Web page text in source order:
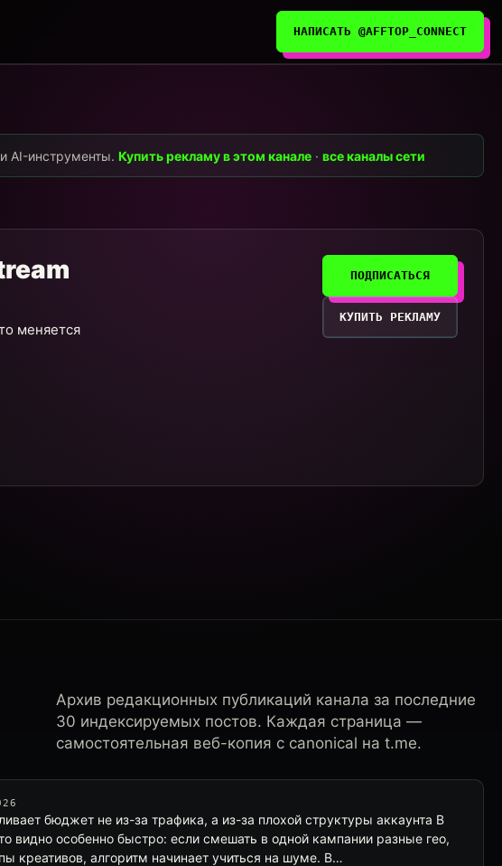
НАПИСАТЬ @AFFTOP_CONNECT
AI-инструменты.Купить рекламу в этом канале ·все каналы сети
меняется
ПОДПИСАТЬСЯ
КУПИТЬ РЕКЛАМУ
Архив редакционных публикаций канала за последние
30 индексируемых постов. Каждая страница —
самостоятельная веб-копия с canonical на t.me.
бюджет не из-за трафика, а из-за плохой структуры аккаунта В
видно особенно быстро: если смешать в одной кампании разные гео,
креативов, алгоритм начинает учиться на шуме. В…